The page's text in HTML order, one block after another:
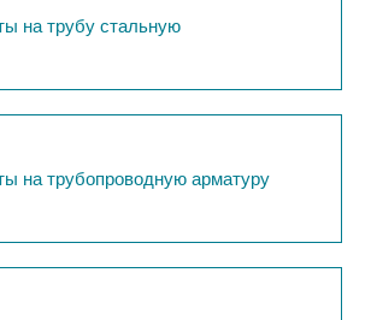
на трубу стальную
на трубопроводную арматуру